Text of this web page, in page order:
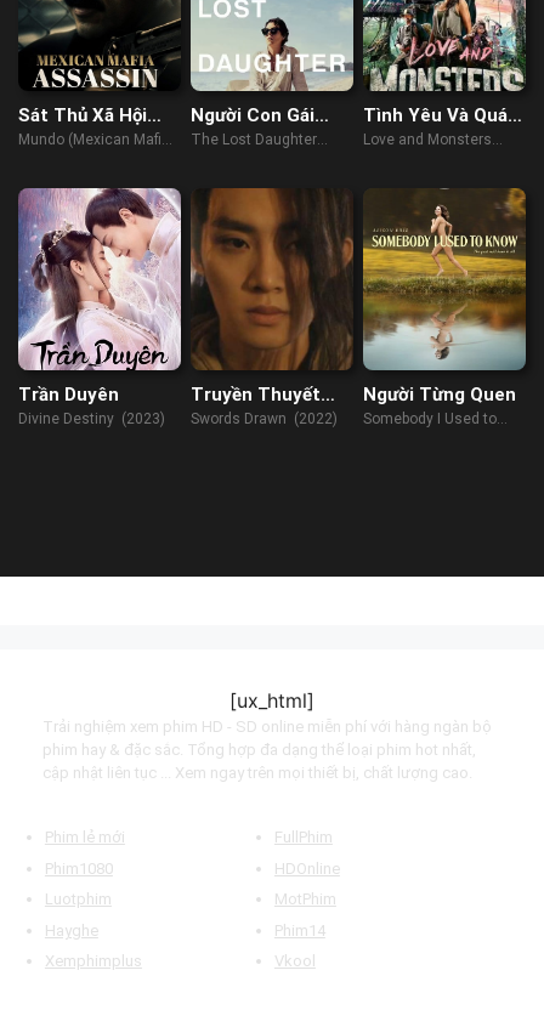
Sát Thủ Xã Hội
Đen Mexico
Mundo (Mexican Mafia
Người Con Gái
Thất Lạc
The Lost Daughter
Tình Yêu Và Quái
Vật
Love and Monsters
Trần Duyên
Divine Destiny (2023)
Truyền Thuyết
Thục Sơn: Vạn
Swords Drawn (2022)
Người Từng Quen
Somebody I Used to